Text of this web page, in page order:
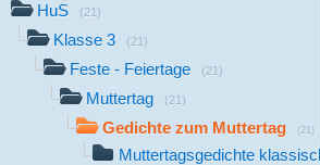
HuS (21)
Klasse 3 (21)
Feste - Feiertage (21)
Muttertag (21)
Gedichte zum Muttertag (21)
Muttertagsgedichte